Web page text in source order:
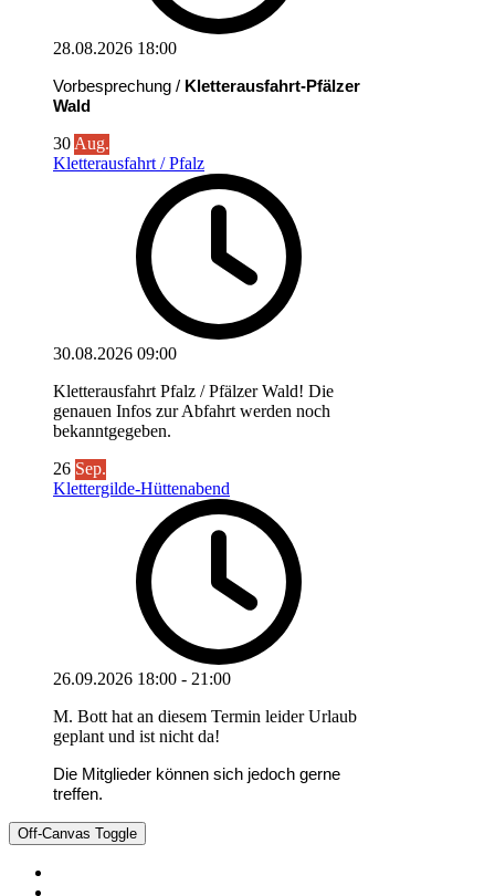
28.08.2026 18:00
Vorbesprechung / Kletterausfahrt-Pfälzer
Wald
30 Aug.
Kletterausfahrt / Pfalz
30.08.2026 09:00
Kletterausfahrt Pfalz / Pfälzer Wald! Die
genauen Infos zur Abfahrt werden noch
bekanntgegeben.
26 Sep.
Klettergilde-Hüttenabend
26.09.2026 18:00 - 21:00
M. Bott hat an diesem Termin leider Urlaub
geplant und ist nicht da!
Die Mitglieder können sich jedoch gerne
treffen.
Off-Canvas Toggle